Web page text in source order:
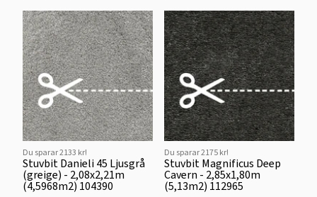
Du sparar 2133 kr!
Stuvbit Danieli 45 Ljusgrå
(greige) - 2,08x2,21m
(4,5968m2) 104390
Du sparar 2175 kr!
Stuvbit Magnificus Deep
Cavern - 2,85x1,80m
(5,13m2) 112965